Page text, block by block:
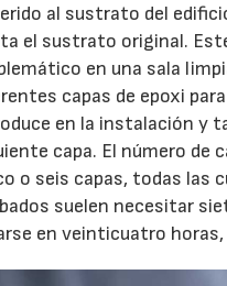
al sustrato del
el sustrato original.
en una sala
capas de epoxi
en la instalación y
capa. El número de
o seis capas, todas las
suelen necesitar
en veinticuatro